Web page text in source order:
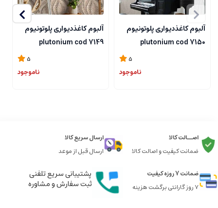
آلبوم کاغذدیواری پلوتونیوم
plutonium cod 7150
5
ناموجود
آلبوم کاغذدیواری پلوتونیوم
plutonium cod 7149
5
ناموجود
اصــالت کالا
ضمانت کیفیت و اصالت کالا
ارسال سریع کالا
ارسال قبل از موعد
ضمانت 7 روزه کیفیت
7 روز گارانتی برگشت هزینه
پشتیبانی سریع تلفنی
ثبت سفارش و مشاوره